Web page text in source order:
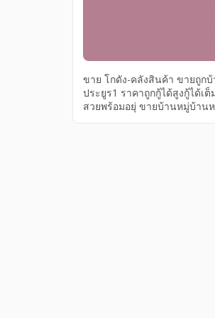
ขาย โกดัง-คลังสินค้า ขายถูก
ประยูร1 ราคาถูกกู้ได้สูงกู้ได้เ
สวยพร้อมอยุ่ ขายบ้านหมู่บ้านห